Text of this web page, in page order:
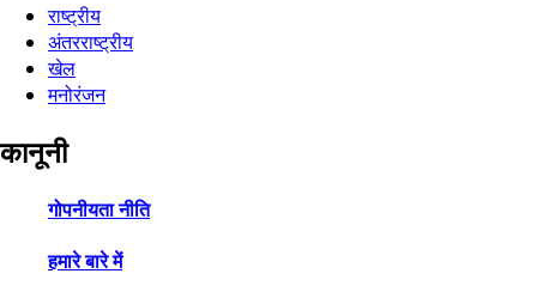
राष्ट्रीय
अंतरराष्ट्रीय
खेल
मनोरंजन
कानूनी
गोपनीयता नीति
हमारे बारे में